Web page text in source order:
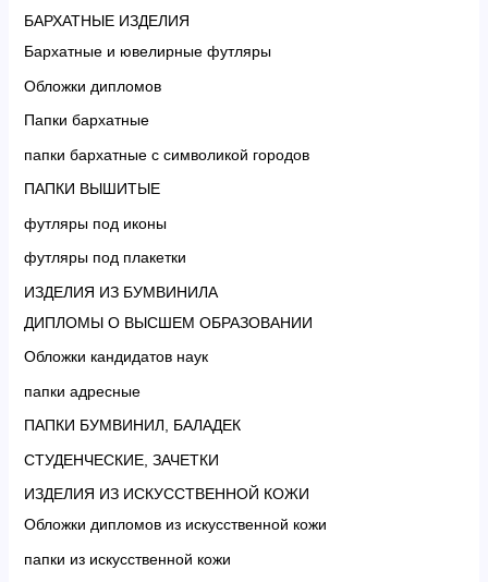
БАРХАТНЫЕ ИЗДЕЛИЯ
Бархатные и ювелирные футляры
Обложки дипломов
Папки бархатные
папки бархатные с символикой городов
ПАПКИ ВЫШИТЫЕ
футляры под иконы
футляры под плакетки
ИЗДЕЛИЯ ИЗ БУМВИНИЛА
ДИПЛОМЫ О ВЫСШЕМ ОБРАЗОВАНИИ
Обложки кандидатов наук
папки адресные
ПАПКИ БУМВИНИЛ, БАЛАДЕК
СТУДЕНЧЕСКИЕ, ЗАЧЕТКИ
ИЗДЕЛИЯ ИЗ ИСКУССТВЕННОЙ КОЖИ
Обложки дипломов из искусственной кожи
папки из искусственной кожи